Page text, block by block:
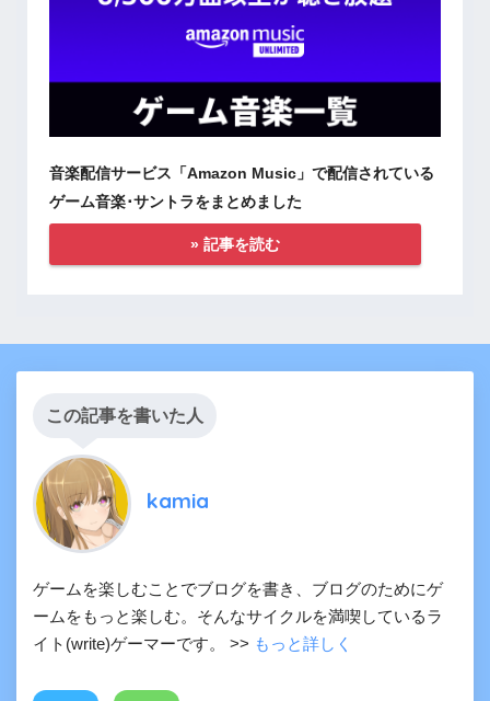
音楽配信サービス「Amazon Music」で配信されている
ゲーム音楽･サントラをまとめました
» 記事を読む
この記事を書いた人
kamia
ゲームを楽しむことでブログを書き、ブログのためにゲ
ームをもっと楽しむ。そんなサイクルを満喫しているラ
イト(write)ゲーマーです。 >> もっと詳しく